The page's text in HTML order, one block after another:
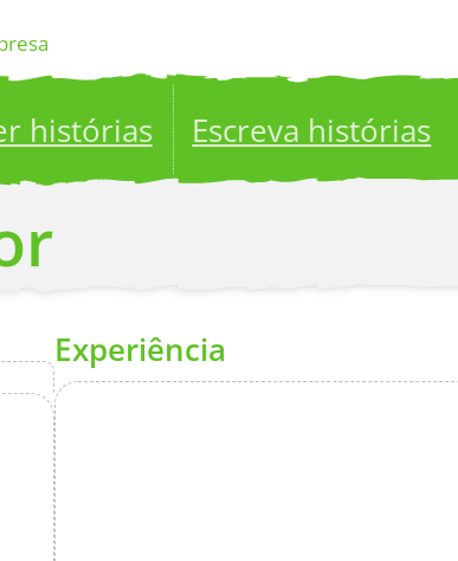
histórias Escreva histórias
your stories to a global audience.
Experiência